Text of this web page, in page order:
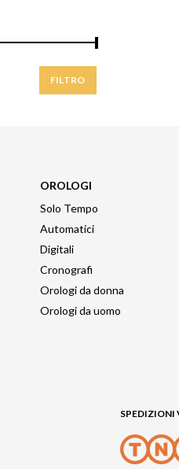
FILTRO
OROLOGI
Solo Tempo
Automatici
Digitali
Cronografi
Orologi da donna
Orologi da uomo
SPEDIZIONI